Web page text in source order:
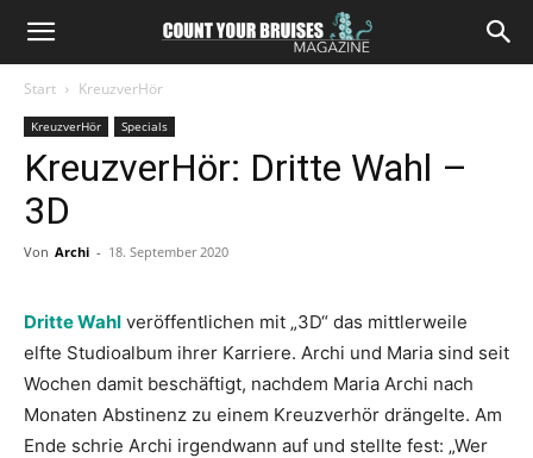
Start KreuzverHör
KreuzverHör Specials
KreuzverHör: Dritte Wahl –
3D
Von Archi - 18. September 2020
Dritte Wahl veröffentlichen mit „3D“ das mittlerweile
elfte Studioalbum ihrer Karriere. Archi und Maria sind seit
Wochen damit beschäftigt, nachdem Maria Archi nach
Monaten Abstinenz zu einem Kreuzverhör drängelte. Am
Ende schrie Archi irgendwann auf und stellte fest: „Wer